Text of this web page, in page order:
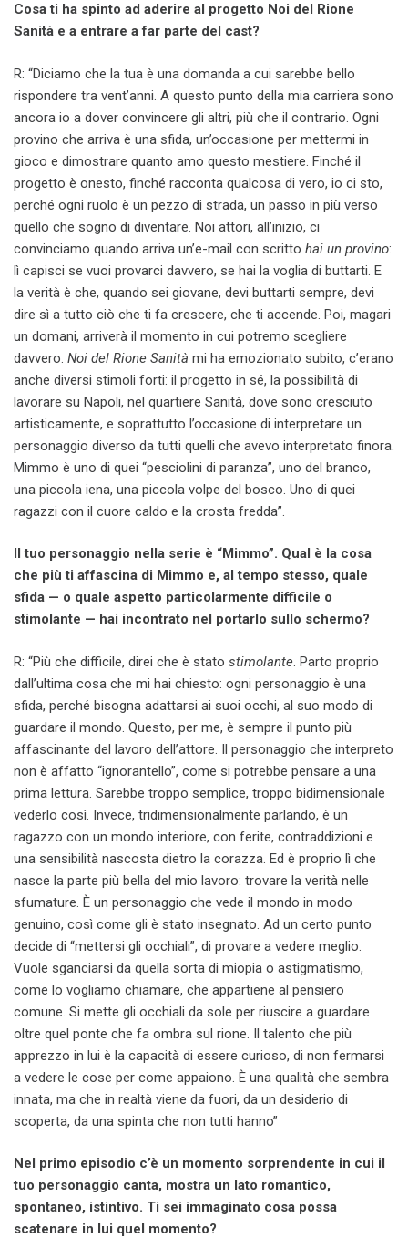
Cosa ti ha spinto ad aderire al progetto Noi del Rione
Sanità e a entrare a far parte del cast?
R: “Diciamo che la tua è una domanda a cui sarebbe bello
rispondere tra vent’anni. A questo punto della mia carriera sono
ancora io a dover convincere gli altri, più che il contrario. Ogni
provino che arriva è una sfida, un’occasione per mettermi in
gioco e dimostrare quanto amo questo mestiere. Finché il
progetto è onesto, finché racconta qualcosa di vero, io ci sto,
perché ogni ruolo è un pezzo di strada, un passo in più verso
quello che sogno di diventare. Noi attori, all’inizio, ci
convinciamo quando arriva un’e-mail con scritto hai un provino:
lì capisci se vuoi provarci davvero, se hai la voglia di buttarti. E
la verità è che, quando sei giovane, devi buttarti sempre, devi
dire sì a tutto ciò che ti fa crescere, che ti accende. Poi, magari
un domani, arriverà il momento in cui potremo scegliere
davvero. Noi del Rione Sanità mi ha emozionato subito, c’erano
anche diversi stimoli forti: il progetto in sé, la possibilità di
lavorare su Napoli, nel quartiere Sanità, dove sono cresciuto
artisticamente, e soprattutto l’occasione di interpretare un
personaggio diverso da tutti quelli che avevo interpretato finora.
Mimmo è uno di quei “pesciolini di paranza”, uno del branco,
una piccola iena, una piccola volpe del bosco. Uno di quei
ragazzi con il cuore caldo e la crosta fredda”.
Il tuo personaggio nella serie è “Mimmo”. Qual è la cosa
che più ti affascina di Mimmo e, al tempo stesso, quale
sfida — o quale aspetto particolarmente difficile o
stimolante — hai incontrato nel portarlo sullo schermo?
R: “Più che difficile, direi che è stato stimolante . Parto proprio
dall’ultima cosa che mi hai chiesto: ogni personaggio è una
sfida, perché bisogna adattarsi ai suoi occhi, al suo modo di
guardare il mondo. Questo, per me, è sempre il punto più
affascinante del lavoro dell’attore. Il personaggio che interpreto
non è affatto “ignorantello”, come si potrebbe pensare a una
prima lettura. Sarebbe troppo semplice, troppo bidimensionale
vederlo così. Invece, tridimensionalmente parlando, è un
ragazzo con un mondo interiore, con ferite, contraddizioni e
una sensibilità nascosta dietro la corazza. Ed è proprio lì che
nasce la parte più bella del mio lavoro: trovare la verità nelle
sfumature. È un personaggio che vede il mondo in modo
genuino, così come gli è stato insegnato. Ad un certo punto
decide di “mettersi gli occhiali”, di provare a vedere meglio.
Vuole sganciarsi da quella sorta di miopia o astigmatismo,
come lo vogliamo chiamare, che appartiene al pensiero
comune. Si mette gli occhiali da sole per riuscire a guardare
oltre quel ponte che fa ombra sul rione. Il talento che più
apprezzo in lui è la capacità di essere curioso, di non fermarsi
a vedere le cose per come appaiono. È una qualità che sembra
innata, ma che in realtà viene da fuori, da un desiderio di
scoperta, da una spinta che non tutti hanno”
Nel primo episodio c’è un momento sorprendente in cui il
tuo personaggio canta, mostra un lato romantico,
spontaneo, istintivo. Ti sei immaginato cosa possa
scatenare in lui quel momento?